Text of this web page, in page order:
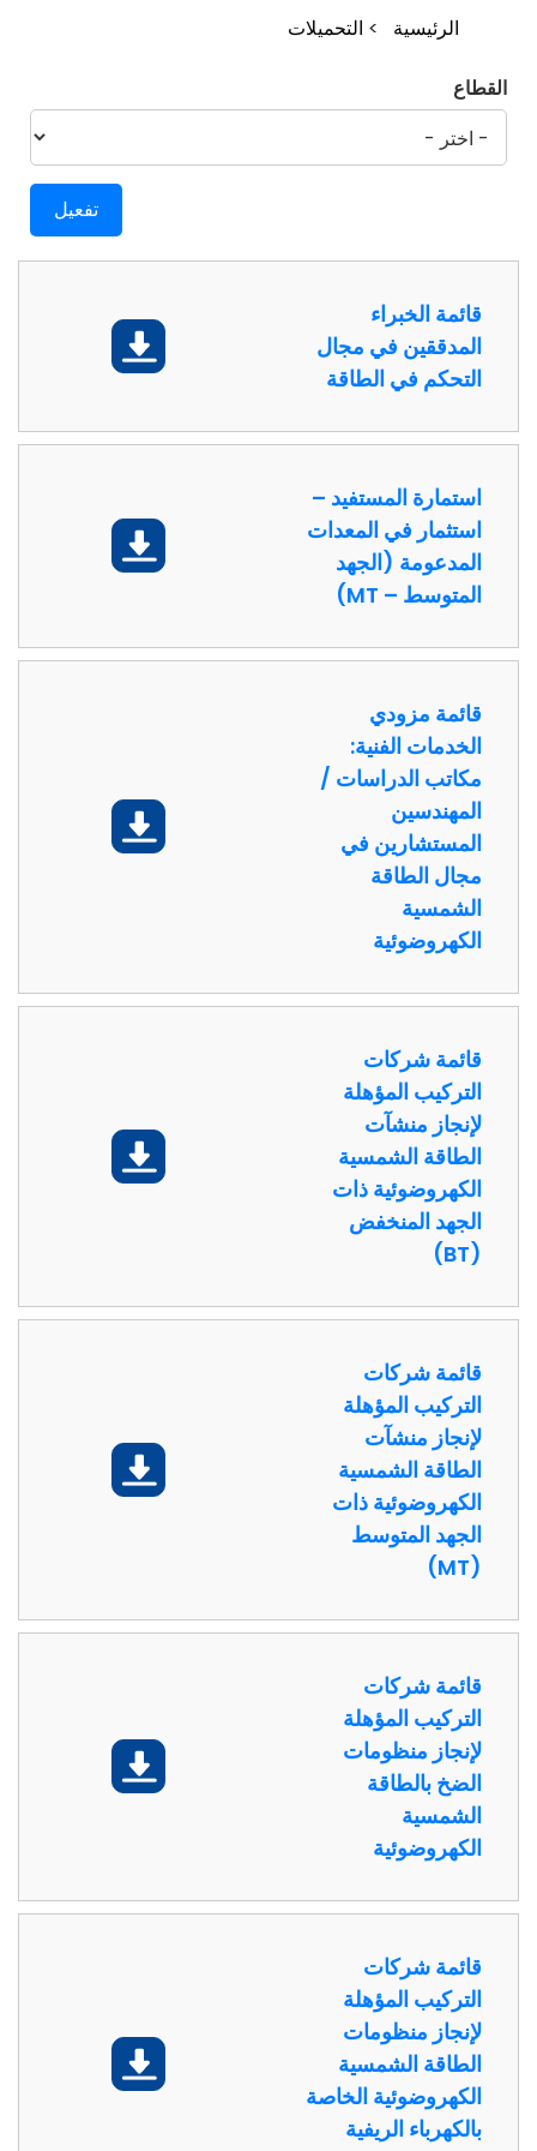
مسار
التنقل
الرئيسية التحميلات
القطاع
قائمة الخبراء
المدققين في مجال
التحكم في الطاقة
تحميل
استمارة المستفيد –
استثمار في المعدات
المدعومة (الجهد
المتوسط – MT)
تحميل
قائمة مزودي
الخدمات الفنية:
مكاتب الدراسات /
المهندسين
المستشارين في
مجال الطاقة
الشمسية
الكهروضوئية
تحميل
قائمة شركات
التركيب المؤهلة
لإنجاز منشآت
الطاقة الشمسية
الكهروضوئية ذات
الجهد المنخفض
(BT)
تحميل
قائمة شركات
التركيب المؤهلة
لإنجاز منشآت
الطاقة الشمسية
الكهروضوئية ذات
الجهد المتوسط
(MT)
تحميل
قائمة شركات
التركيب المؤهلة
لإنجاز منظومات
الضخ بالطاقة
الشمسية
الكهروضوئية
تحميل
قائمة شركات
التركيب المؤهلة
لإنجاز منظومات
الطاقة الشمسية
الكهروضوئية الخاصة
بالكهرباء الريفية
تحميل